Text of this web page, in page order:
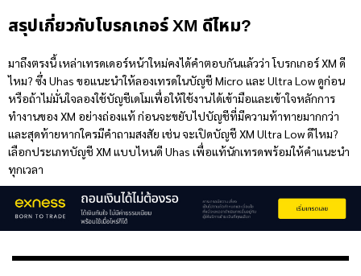
สรุปเกี่ยวกับโบรกเกอร์ XM ดีไหม?
มาถึงตรงนี้ เหล่าเทรดเดอร์หน้าใหม่คงได้คำตอบกันแล้วว่า โบรกเกอร์ XM ดี
ไหม? ซึ่ง Uhas ขอแนะนำให้ลองเทรดในบัญชี Micro และ Ultra Low ดูก่อน
หรือถ้าไม่มั่นใจลองใช้บัญชีเดโมเพื่อให้ใช้งานได้เข้ามือและเข้าใจหลักการ
ทำงานของ XM อย่างถ่องแท้ ก่อนจะขยับไปบัญชีที่มีความท้าทายมากกว่า
และสุดท้ายหากใครมีคำถามสงสัย เช่น จะเปิดบัญชี XM Ultra Low ดีไหม?
เลือกประเภทบัญชี XM แบบไหนดี Uhas เพื่อแท้นักเทรดพร้อมให้คำแนะนำ
ทุกเวลา